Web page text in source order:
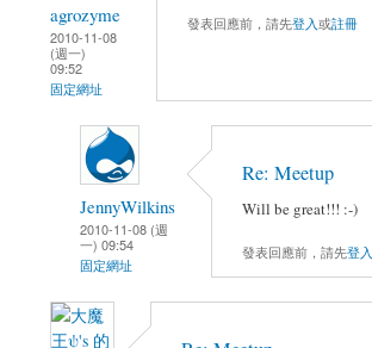
agrozyme
2010-11-08
(週一)
09:52
固定網址
發表回應前，請先登入或註冊
JennyWilkins
2010-11-08 (週
一) 09:54
固定網址
Re: Meetup
Will be great!!! :-)
發表回應前，請先登入